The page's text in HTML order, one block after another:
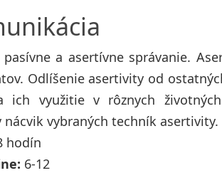
pasívne a asertívne správanie.
Odlíšenie asertivity od
ich využitie v rôznych
vybraných techník asertivity.
hodín
6-12